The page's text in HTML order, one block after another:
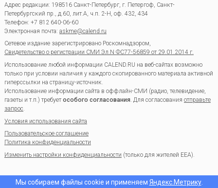
Адрес редакции: 198516 Санкт-Петербург, г. Петергоф Санкт-
Петербургский пр., д.60, лит.А, ч.п. 2-Н, оф. 432, 434
Телефон: +7 812 640-06-60
Электронная почта: askme@calend.ru
Сетевое издание зарегистрировано Роскомнадзором,
Свидетельство о регистрации СМИ Эл.N ФС77-56859 от 29.01.2014 г.
Использование любой информации CALEND.RU на веб-сайтах возможно
только при условии наличия у каждого скопированного материала активной
гиперссылки на страницу-источник.
Использование информации сайта в оффлайн-СМИ (радио, телевидение,
газеты и т.п.) требуетособого согласования. Для согласования отправьте
запрос.
Условия использования сайта
Пользовательское соглашение
Политика конфиденциальности
Изменить настройки конфиденциальности (только для жителей EEA).
Мы собираем файлы cookie и применяем Яндекс.Метрику.